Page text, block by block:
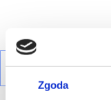
Zgoda